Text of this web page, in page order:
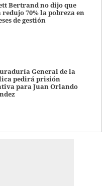
Bertrand no dijo que
70% la pobreza en
de gestión
General de la
pedirá prisión
para Juan Orlando